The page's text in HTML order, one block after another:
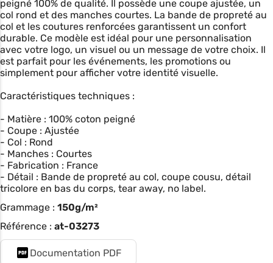
peigné 100% de qualité. Il possède une coupe ajustée, un
col rond et des manches courtes. La bande de propreté au
col et les coutures renforcées garantissent un confort
durable. Ce modèle est idéal pour une personnalisation
avec votre logo, un visuel ou un message de votre choix. Il
est parfait pour les événements, les promotions ou
simplement pour afficher votre identité visuelle.
Caractéristiques techniques :
- Matière : 100% coton peigné
- Coupe : Ajustée
- Col : Rond
- Manches : Courtes
- Fabrication : France
- Détail : Bande de propreté au col, coupe cousu, détail
tricolore en bas du corps, tear away, no label.
Grammage : 150g/m²
Référence : at-03273
Documentation PDF